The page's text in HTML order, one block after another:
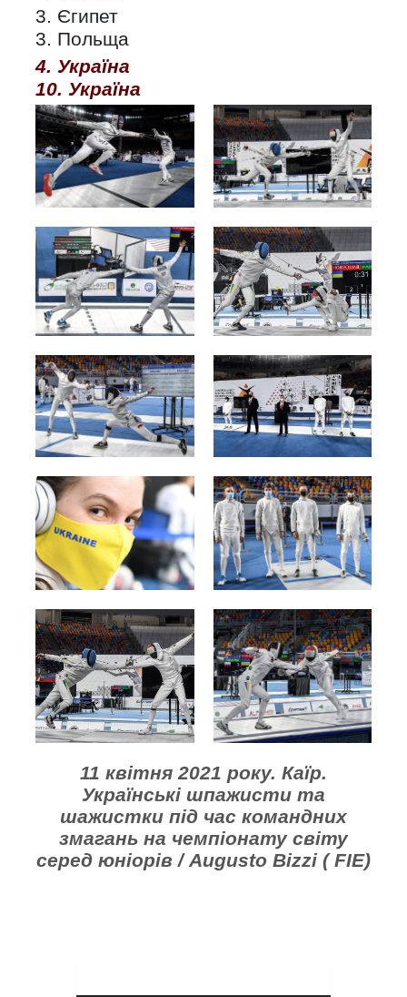
3. Єгипет
3. Польща
4. Україна
10. Україна
11 квітня 2021 року. Каїр.
Українські шпажисти та
шажистки під час командних
змагань на чемпіонату світу
серед юніорів / Augusto Bizzi ( FIE)